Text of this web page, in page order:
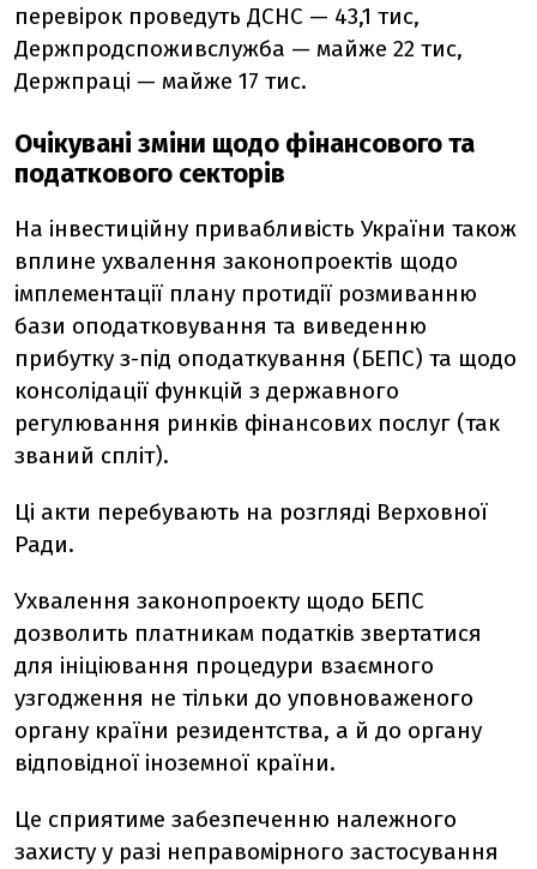
перевірок проведуть ДСНС — 43,1 тис,
Держпродспоживслужба — майже 22 тис,
Держпраці — майже 17 тис.
Очікувані зміни щодо фінансового та
податкового секторів
На інвестиційну привабливість України також
вплине ухвалення законопроектів щодо
імплементації плану протидії розмиванню
бази оподатковування та виведенню
прибутку з-під оподаткування (БЕПС) та щодо
консолідації функцій з державного
регулювання ринків фінансових послуг (так
званий спліт).
Ці акти перебувають на розгляді Верховної
Ради.
Ухвалення законопроекту щодо БЕПС
дозволить платникам податків звертатися
для ініціювання процедури взаємного
узгодження не тільки до уповноваженого
органу країни резидентства, а й до органу
відповідної іноземної країни.
Це сприятиме забезпеченню належного
захисту у разі неправомірного застосування